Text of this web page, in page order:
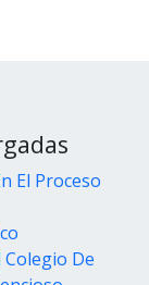
El Proceso
De